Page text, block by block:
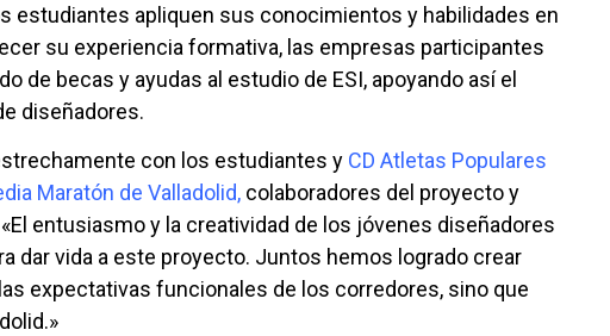
estudiantes apliquen sus conocimientos y habilidades en
su experiencia formativa, las empresas participantes
de becas y ayudas al estudio de ESI, apoyando así el
diseñadores.
con los estudiantes y CD Atletas Populares
Maratón de Valladolid, colaboradores del proyecto y
entusiasmo y la creatividad de los jóvenes diseñadores
dar vida a este proyecto. Juntos hemos logrado crear
expectativas funcionales de los corredores, sino que